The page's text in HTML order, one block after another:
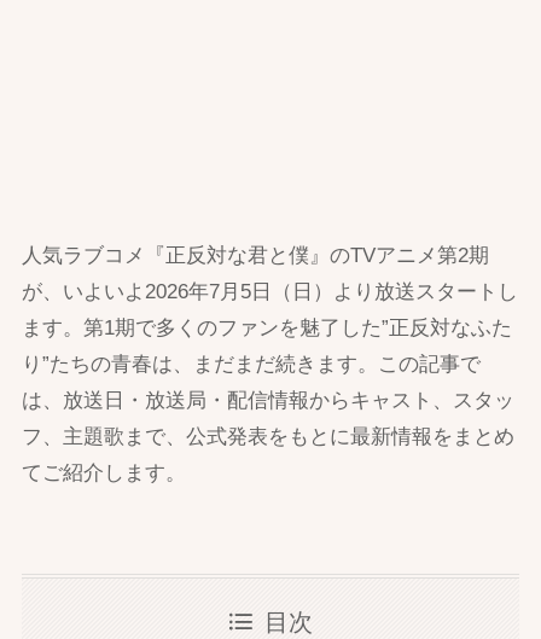
人気ラブコメ『正反対な君と僕』のTVアニメ第2期
が、いよいよ2026年7月5日（日）より放送スタートし
ます。第1期で多くのファンを魅了した”正反対なふた
り”たちの青春は、まだまだ続きます。この記事で
は、放送日・放送局・配信情報からキャスト、スタッ
フ、主題歌まで、公式発表をもとに最新情報をまとめ
てご紹介します。
目次